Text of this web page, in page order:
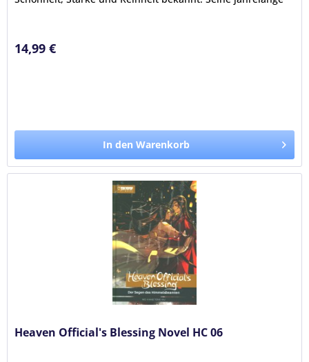
14,99 €
In den Warenkorb
Heaven Official's Blessing Novel HC 06